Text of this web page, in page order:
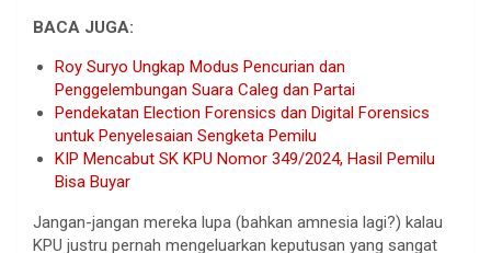
BACA JUGA:
Roy Suryo Ungkap Modus Pencurian dan
Penggelembungan Suara Caleg dan Partai
Pendekatan Election Forensics dan Digital Forensics
untuk Penyelesaian Sengketa Pemilu
KIP Mencabut SK KPU Nomor 349/2024, Hasil Pemilu
Bisa Buyar
Jangan-jangan mereka lupa (bahkan amnesia lagi?) kalau
KPU justru pernah mengeluarkan keputusan yang sangat